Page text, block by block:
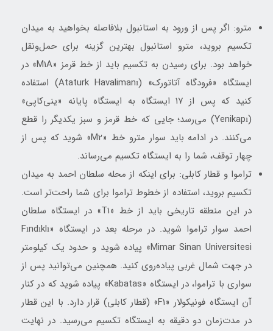
مترو: اگر پس از ورود به استانبول بلافاصله بخواهید به میدان
تکسیم بروید، مترو استانبول بهترین گزینه برای حمل‌ونقل
خواهد بود. برای رسیدن به تکسیم باید از خط قرمز «M1A» در
ایستگاه «فرودگاه آتاتورک» (Ataturk Havalimanı) استفاده
کنید که پس از ۱۷ ایستگاه به ایستگاه پایانه «ینی‌کاپی»
(Yenikapı) می‌رسد؛ جایی که خط قرمز و سبز یکدیگر را قطع
می‌کنند. در ادامه باید سوار مترو خط «M2» شوید که پس از
چهار توقف، شما را به ایستگاه تکسیم می‌رساند.
تراموا و قطار کابلی: برای اینکه از محله سلطان احمد به میدان
تکسیم بروید، استفاده از خطوط تراموا برای شما راحت‌تر است.
در این منطقه تاریخی باید از خط «T1» در ایستگاه سلطان
احمد سوار تراموا شوید. در مرحله بعد در ایستگاه «Fındıklı
Mimar Sinan Universitesi» پیاده شوید و حدود یک کیلومتر
در جهت شمال غربی پیاده‌روی کنید. همچنین می‌توانید پس از
سواری با تراموا، در ایستگاه «Kabatas» پیاده شوید که در کنار
آن ایستگاه فونیکولار «F1» (قطار کابلی) قرار دارد. با این قطار
در مدت‌زمان دو دقیقه به ایستگاه تکسیم می‌رسید. در نهایت